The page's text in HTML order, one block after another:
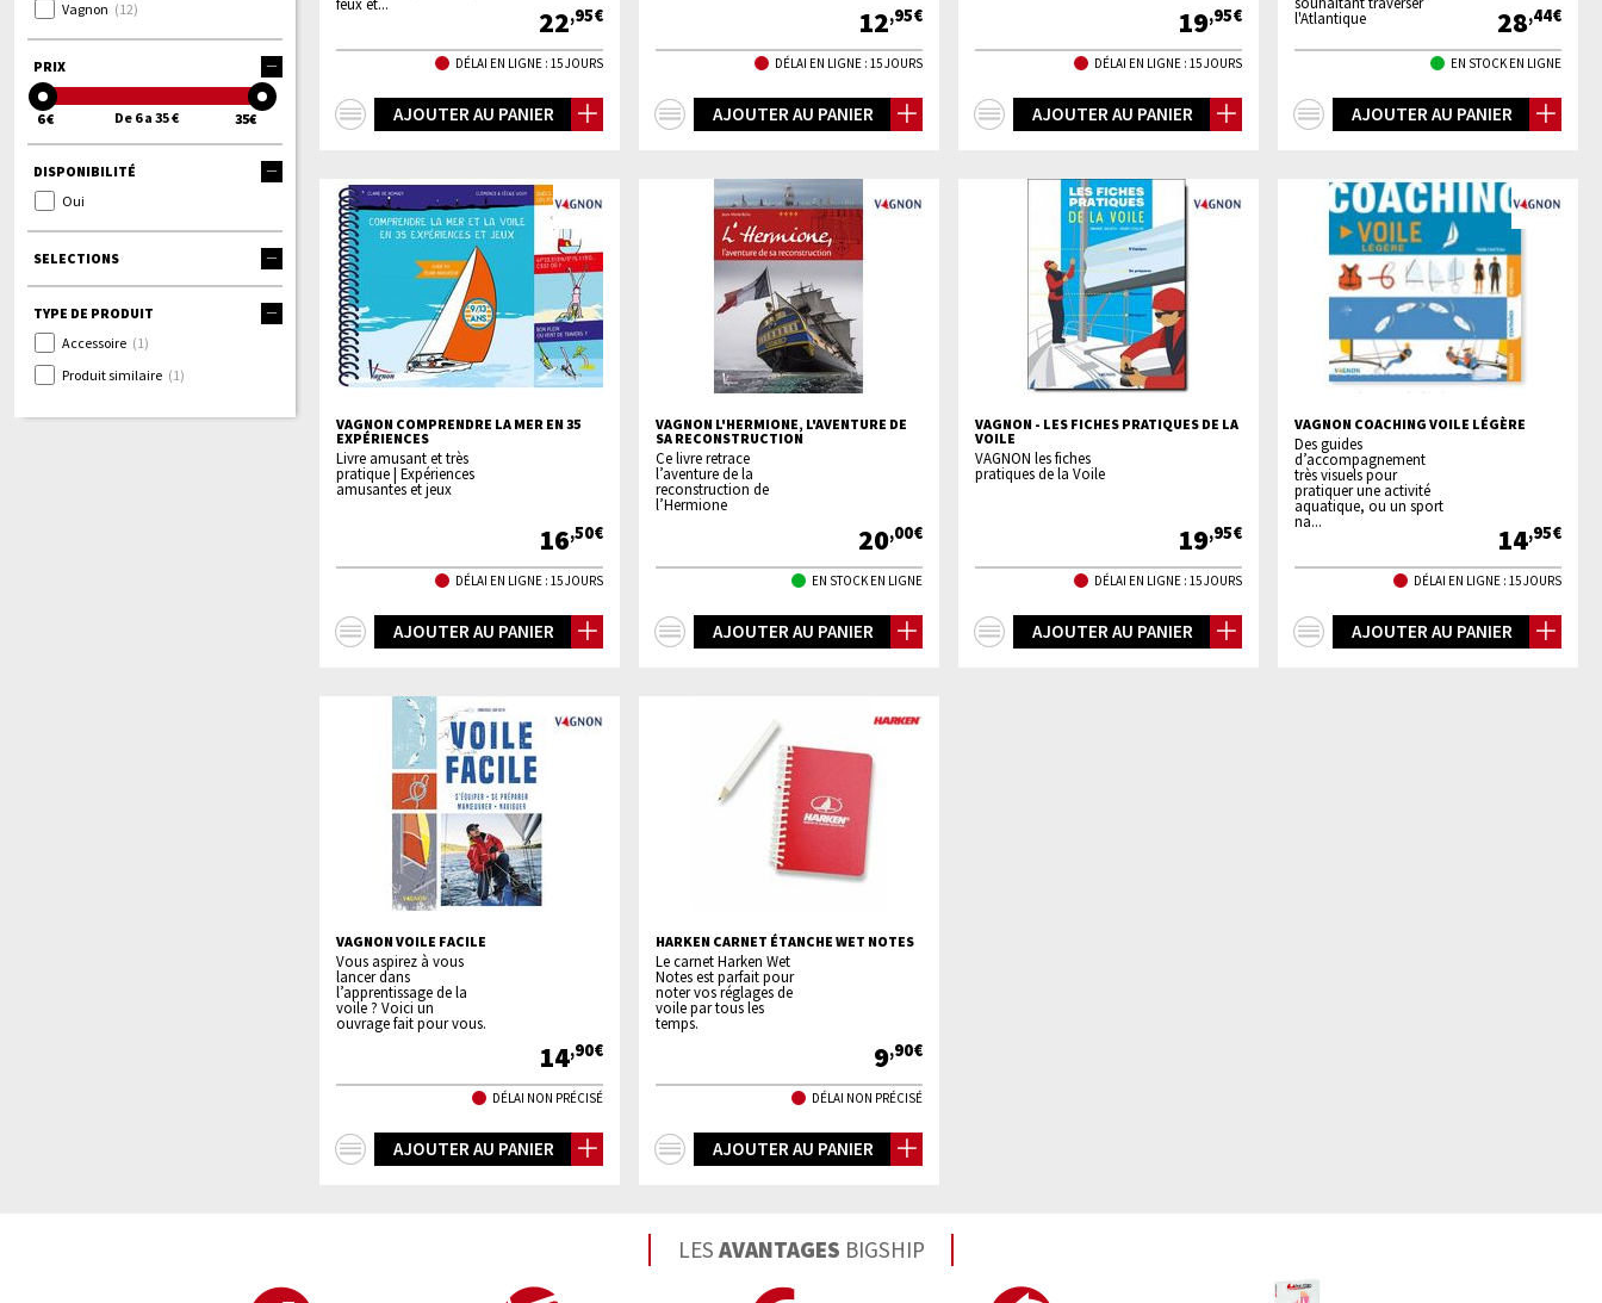
Vagnon (12)
PRIX
6 € 35€
De 6 a 35 €
DISPONIBILITÉ
Oui
SELECTIONS
TYPE DE PRODUIT
Accessoire (1)
Produit similaire (1)
22,95€
DÉLAI EN LIGNE : 15 JOURS
AJOUTER AU PANIER
12,95€
DÉLAI EN LIGNE : 15 JOURS
AJOUTER AU PANIER
19,95€
DÉLAI EN LIGNE : 15 JOURS
AJOUTER AU PANIER
l'Atlantique
28,44€
EN STOCK EN LIGNE
AJOUTER AU PANIER
VAGNON COMPRENDRE LA MER EN 35
EXPÉRIENCES
Livre amusant et très
pratique | Expériences
amusantes et jeux
16,50€
DÉLAI EN LIGNE : 15 JOURS
AJOUTER AU PANIER
VAGNON L'HERMIONE, L'AVENTURE DE
SA RECONSTRUCTION
Ce livre retrace
l’aventure de la
reconstruction de
l’Hermione
20,00€
EN STOCK EN LIGNE
AJOUTER AU PANIER
VAGNON - LES FICHES PRATIQUES DE LA
VOILE
VAGNON les fiches
pratiques de la Voile
19,95€
DÉLAI EN LIGNE : 15 JOURS
AJOUTER AU PANIER
VAGNON COACHING VOILE LÉGÈRE
Des guides
d’accompagnement
très visuels pour
pratiquer une activité
aquatique, ou un sport
na...
14,95€
DÉLAI EN LIGNE : 15 JOURS
AJOUTER AU PANIER
VAGNON VOILE FACILE
Vous aspirez à vous
lancer dans
l’apprentissage de la
voile ? Voici un
ouvrage fait pour vous.
14,90€
DÉLAI NON PRÉCISÉ
AJOUTER AU PANIER
HARKEN CARNET ÉTANCHE WET NOTES
Le carnet Harken Wet
Notes est parfait pour
noter vos réglages de
voile par tous les
temps.
9,90€
DÉLAI NON PRÉCISÉ
AJOUTER AU PANIER
LES AVANTAGES BIGSHIP